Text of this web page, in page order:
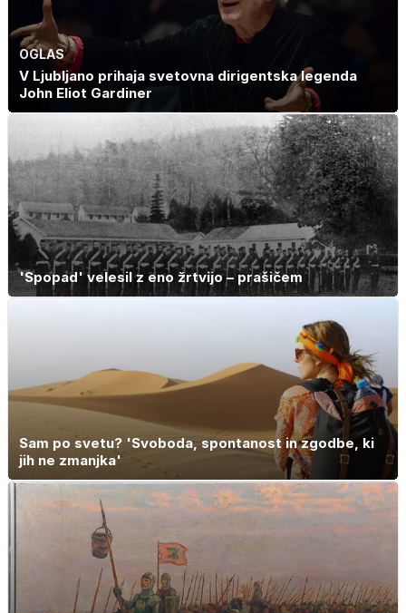
OGLAS
V Ljubljano prihaja svetovna dirigentska legenda
John Eliot Gardiner
'Spopad' velesil z eno žrtvijo – prašičem
Sam po svetu? 'Svoboda, spontanost in zgodbe, ki
jih ne zmanjka'